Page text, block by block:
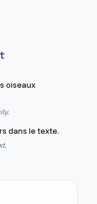
oiseaux
dans le texte.